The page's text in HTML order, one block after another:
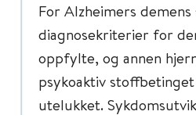
For Alzheimers
diagnosekriterier for
oppfylte, og annen
psykoaktiv
utelukket.